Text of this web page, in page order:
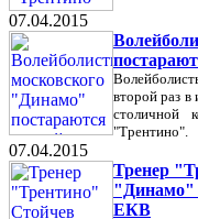
07.04.2015
второй раз в
столичной
"Трентино".
07.04.2015
Тренер
"Динамо"
ЕКВ